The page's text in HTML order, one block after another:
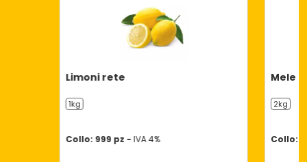
Limoni rete
1kg
Collo: 999 pz - IVA 4%
Mele
2kg
Collo: